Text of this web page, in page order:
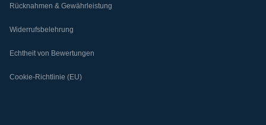
Rücknahmen & Gewährleistung
Widerrufsbelehrung
Echtheit von Bewertungen
Cookie-Richtlinie (EU)